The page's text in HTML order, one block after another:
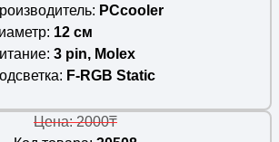
PCcooler
12 см
3 pin, Molex
F-RGB Static
Цена: 2000₸